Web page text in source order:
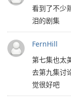
看到了不少
泪的剧集
FernHill
第七集也太
去第九集讨
觉很好吧